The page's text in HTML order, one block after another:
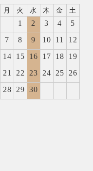
月 火 水 木 金 土
1 2 3 4
5
7 8 9 10 11
12
14 15 16 17 18
19
21 22 23 24 25
26
28 29 30